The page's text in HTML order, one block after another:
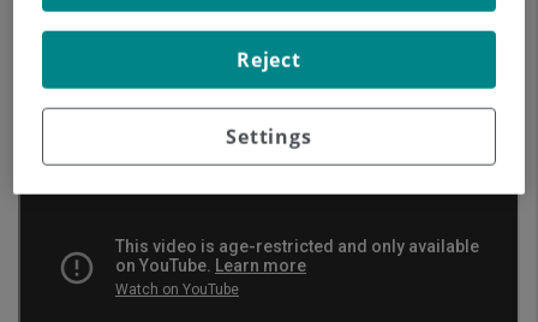
Unidad de cáncer de mama.
Settings
Reject